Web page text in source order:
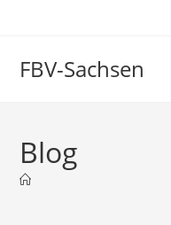
FBV-Sachsen
Blog